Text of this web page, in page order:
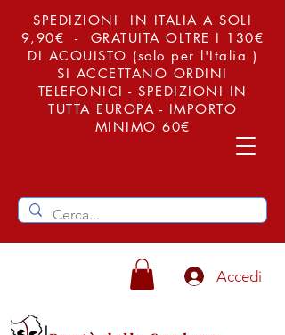
SPEDIZIONI IN ITALIA A SOLI
9,90€ - GRATUITA OLTRE I 130€
DI ACQUISTO (solo per l'Italia )
SI ACCETTANO ORDINI
TELEFONICI - SPEDIZIONI IN
TUTTA EUROPA - IMPORTO
MINIMO 60€
Accedi